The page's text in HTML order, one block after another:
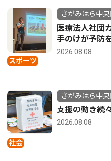
スポーツ
さがみはら中
医療法人社団
手のけが予防
2026.08.08
社会
さがみはら中
支援の動き続
2026.08.08